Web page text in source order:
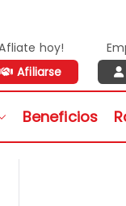
hoy!
Afiliarse
de
Beneficios